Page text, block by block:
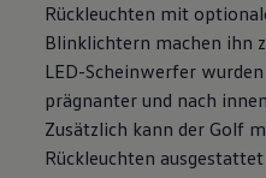
Motorenöl
Räder und
Pannen- und
Economy
Volkswagen
Zubehör
Schutz und
Rückleuchten mit
Blinklichtern machen ihn
LED-Scheinwerfer
prägnanter und nach
Zusätzlich kann der Golf
Rückleuchten